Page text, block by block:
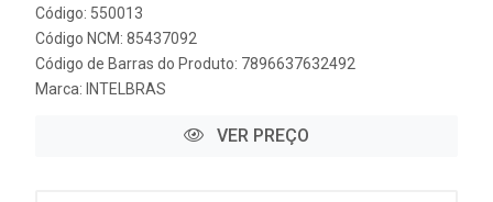
Código: 550013
Código NCM: 85437092
Código de Barras do Produto: 7896637632492
Marca: INTELBRAS
VER PREÇO